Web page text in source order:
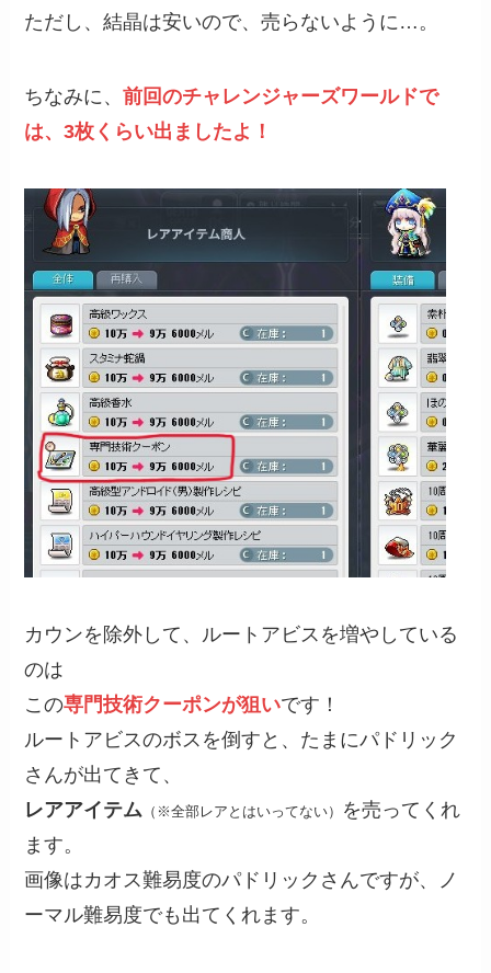
ただし、結晶は安いので、売らないように…。
ちなみに、前回のチャレンジャーズワールドで
は、3枚くらい出ましたよ！
カウンを除外して、ルートアビスを増やしている
のは
この専門技術クーポンが狙いです！
ルートアビスのボスを倒すと、たまにパドリック
さんが出てきて、
レアアイテム （※全部レアとはいってない）
を売ってくれ
ます。
画像はカオス難易度のパドリックさんですが、ノ
ーマル難易度でも出てくれます。